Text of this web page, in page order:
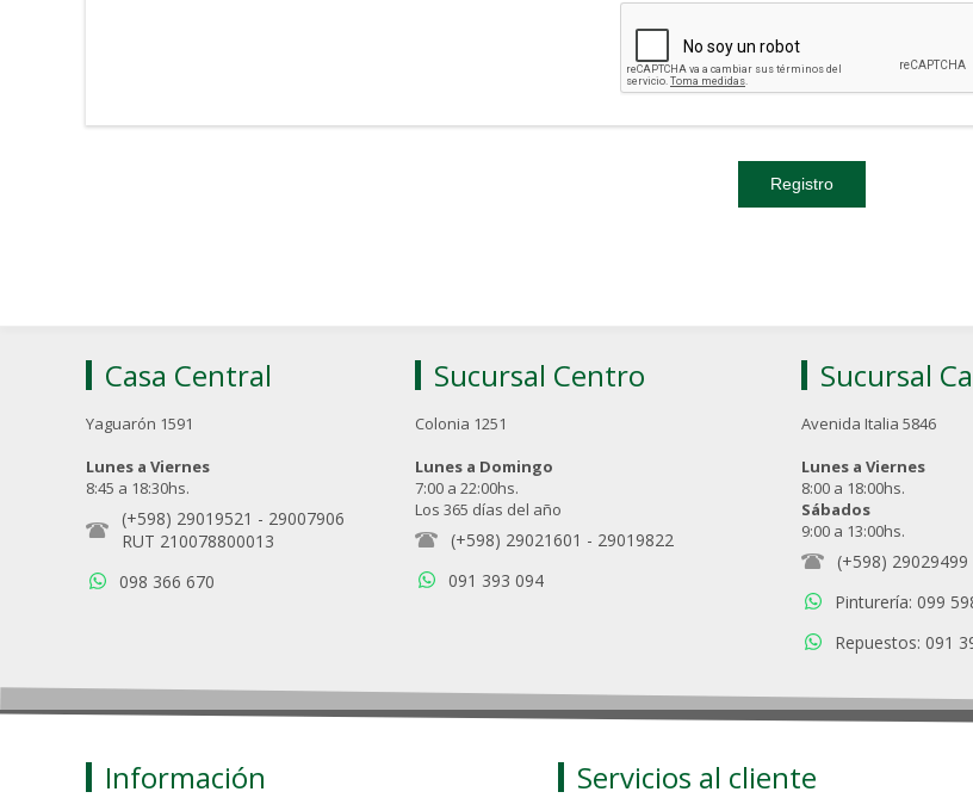
Casa Central
Yaguarón 1591
Lunes a Viernes
8:45 a 18:30hs.
(+598) 29019521 - 29007906
RUT 210078800013
098 366 670
Sucursal Centro
Colonia 1251
Lunes a Domingo
7:00 a 22:00hs.
Los 365 días del año
(+598) 29021601 - 29019822
091 393 094
Sucursal
Avenida Italia 5846
Lunes a Viernes
8:00 a 18:00hs.
Sábados
9:00 a 13:00hs.
(+598) 29029499
Pinturería: 099
Repuestos: 091
Información Servicios al cliente